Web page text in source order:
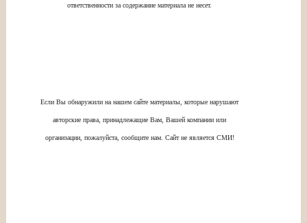
ответственности за содержание материала не несет.
Если Вы обнаружили на нашем сайте материалы, которые нарушают
авторские права, принадлежащие Вам, Вашей компании или
организации, пожалуйста, сообщите нам. Сайт не является СМИ!